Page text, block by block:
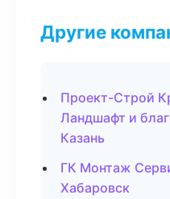
Другие
Проект-Строй
Ландшафт и
Казань
ГК Монтаж
Хабаровск